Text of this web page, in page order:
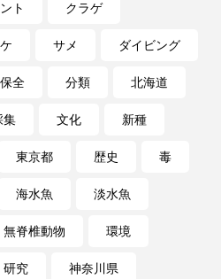
ト クラゲ
サメ ダイビング
保全 分類 北海道
集 文化 新種
東京都 歴史 毒
海水魚 淡水魚
無脊椎動物 環境
研究 神奈川県